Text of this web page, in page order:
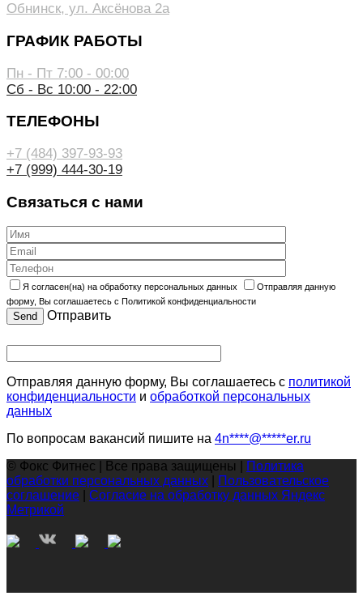
Обнинск, ул. Аксёнова 2а
ГРАФИК РАБОТЫ
Пн - Пт 7:00 - 00:00
Сб - Вс 10:00 - 22:00
ТЕЛЕФОНЫ
+7 (484) 397-93-93
+7 (999) 444-30-19
Связаться с нами
Я согласен(на) на обработку персональных данных
Отправляя данную
форму, Вы соглашаетесь с Политикой конфиденциальности
Отправить
Отправляя данную форму, Вы соглашаетесь с политикой
конфиденциальности и обработкой персональных
данных
По вопросам вакансий пишите на 4n****@*****er.ru
© Фокс Фитнес | Все права защищены |
Политика
обработки персональных данных
Пользовательское
соглашение
Согласие на обработку данных Яндекс
Метрикой